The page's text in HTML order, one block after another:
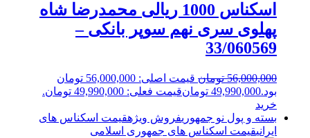
اسکناس 1000 ریالی محمدرضا شاه
پهلوی سری نهم سوپر بانکی –
33/060569
56,000,000 تومان
قیمت اصلی: 56,000,000 تومان
بود.49,990,000 تومانقیمت فعلی: 49,990,000 تومان.
خرید
بسته و پول نو جمهوریفروش ویژهقیمت اسکناس های
ایرانیقیمت اسکناس های جمهوری اسلامی